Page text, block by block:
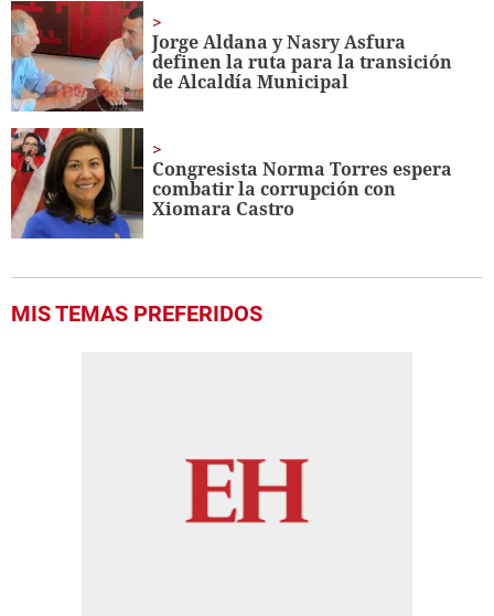
Jorge Aldana y Nasry Asfura
definen la ruta para la transición
de Alcaldía Municipal
Congresista Norma Torres espera
combatir la corrupción con
Xiomara Castro
MIS TEMAS PREFERIDOS